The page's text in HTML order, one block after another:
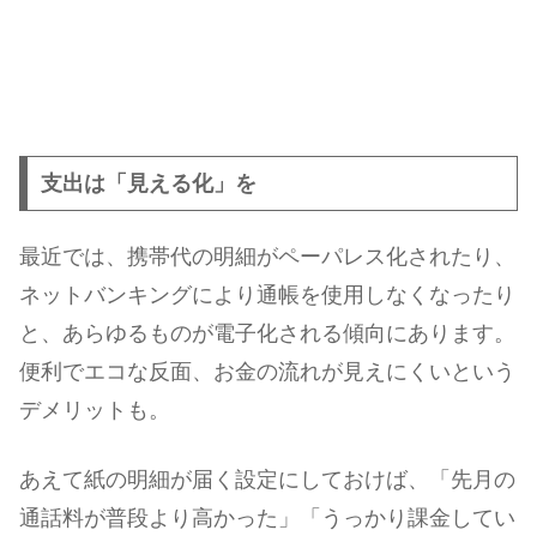
支出は「見える化」を
最近では、携帯代の明細がペーパレス化されたり、
ネットバンキングにより通帳を使用しなくなったり
と、あらゆるものが電子化される傾向にあります。
便利でエコな反面、お金の流れが見えにくいという
デメリットも。
あえて紙の明細が届く設定にしておけば、「先月の
通話料が普段より高かった」「うっかり課金してい